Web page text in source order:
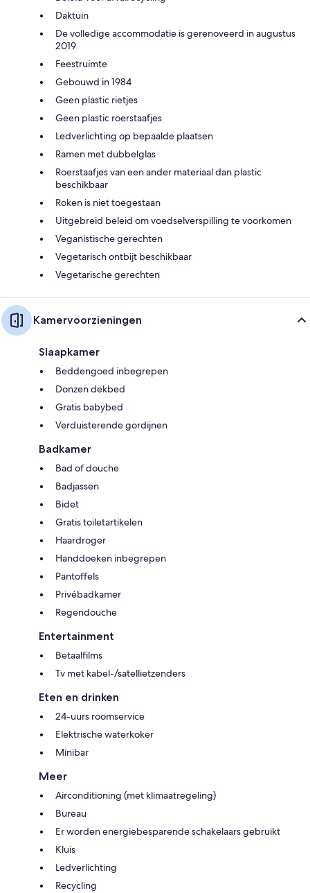
Daktuin
De volledige accommodatie is gerenoveerd in augustus
2019
Feestruimte
Gebouwd in 1984
Geen plastic rietjes
Geen plastic roerstaafjes
Ledverlichting op bepaalde plaatsen
Ramen met dubbelglas
Roerstaafjes van een ander materiaal dan plastic
beschikbaar
Roken is niet toegestaan
Uitgebreid beleid om voedselverspilling te voorkomen
Veganistische gerechten
Vegetarisch ontbijt beschikbaar
Vegetarische gerechten
Kamervoorzieningen
Slaapkamer
Beddengoed inbegrepen
Donzen dekbed
Gratis babybed
Verduisterende gordijnen
Badkamer
Bad of douche
Badjassen
Bidet
Gratis toiletartikelen
Haardroger
Handdoeken inbegrepen
Pantoffels
Privébadkamer
Regendouche
Entertainment
Betaalfilms
Tv met kabel-/satellietzenders
Eten en drinken
24-uurs roomservice
Elektrische waterkoker
Minibar
Meer
Airconditioning (met klimaatregeling)
Bureau
Er worden energiebesparende schakelaars gebruikt
Kluis
Ledverlichting
Recycling